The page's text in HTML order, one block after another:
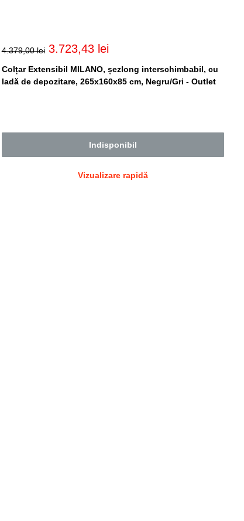
Preț
vânzare
3.723,43 lei
4.379,00 lei
Colțar Extensibil MILANO, șezlong interschimbabil, cu
ladă de depozitare, 265x160x85 cm, Negru/Gri - Outlet
Indisponibil
Vizualizare rapidă